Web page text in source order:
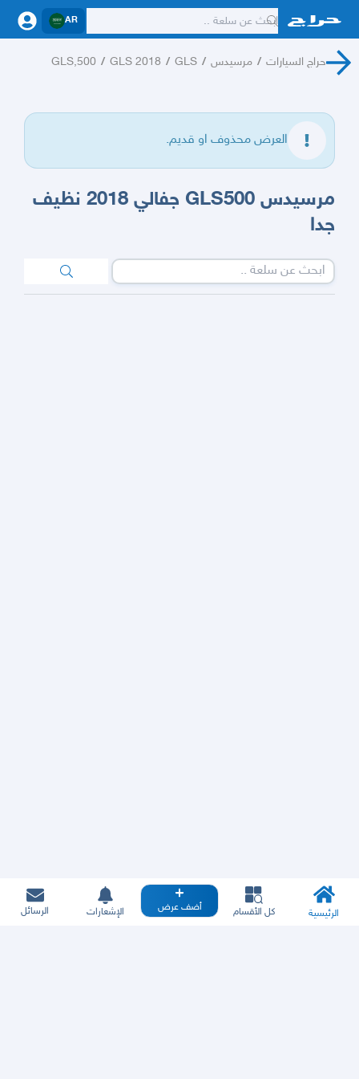
AR
حراج السيارات / مرسيدس /
GLS
/
GLS 2018
/
GLS,500
العرض محذوف او قديم.
مرسيدس GLS500 جفالي 2018 نظيف
جدا
الرئيسية كل الأقسام أضف عرض الإشعارات الرسائل